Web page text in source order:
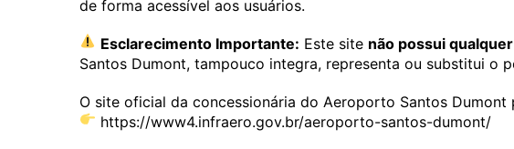
de forma acessível aos usuários.
Esclarecimento Importante: Este site não possui
Santos Dumont, tampouco integra, representa ou substitui o
O site oficial da concessionária do Aeroporto Santos Dumont
https://www4.infraero.gov.br/aeroporto-santos-dumont/